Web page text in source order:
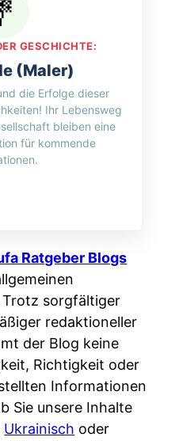
GESCHICHTE:
(Maler)
die Erfolge dieser
Ihr Lebensweg
bleiben eine
für kommende
Ratgeber Blogs
sorgfältiger
redaktioneller
der Blog keine
Richtigkeit oder
Informationen
Sie unsere Inhalte
Ukrainisch oder